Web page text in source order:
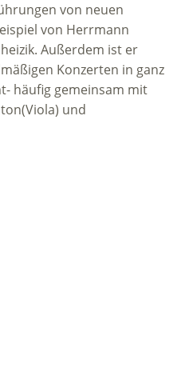
von neuen
von Herrmann
Außerdem ist er
Konzerten in ganz
häufig gemeinsam mit
und